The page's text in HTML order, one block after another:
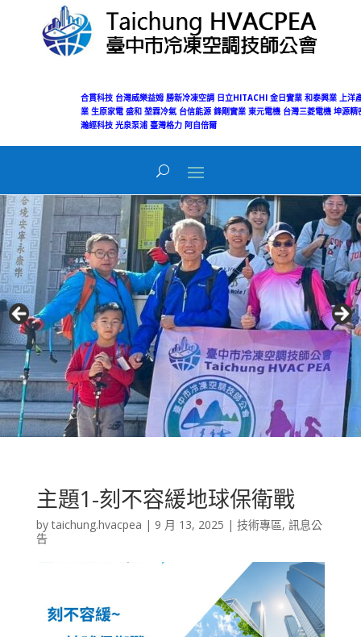
合貫科技 台灣威樂益姆 勝新冷凍空調 日立HITACHI 金日實業 和泰興業
上洋
業 生原家電 盛和 堃霖冷氣 台信能源 鋒剛實業 東元電機 台灣三菱電機 坤源精
瀚經科技 光泉泵浦 臺灣格力 阿自倍爾
Total Views:50,125
主題1-刻不容緩地球保衛戰
bytaichung.hvacpea | 9 月 13, 2025 | 技術專區, 訊息公
告